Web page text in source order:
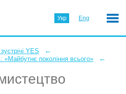
Укр Eng
YES ←
«Майбутнє покоління всього» ←